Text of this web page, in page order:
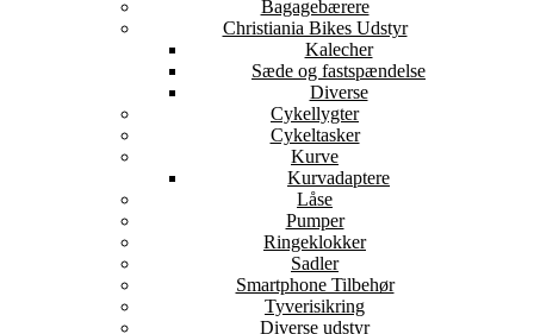
Bagagebærere
Christiania Bikes Udstyr
Kalecher
Sæde og fastspændelse
Diverse
Cykellygter
Cykeltasker
Kurve
Kurvadaptere
Låse
Pumper
Ringeklokker
Sadler
Smartphone Tilbehør
Tyverisikring
Diverse udstyr